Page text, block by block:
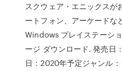
スクウェア・エニックスが
ートフォン、アーケードな
Windows プレイステーシ
ージ ダウンロード. 発売日
日：2020年予定ジャンル